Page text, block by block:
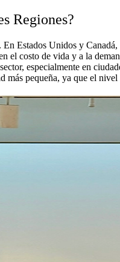
Regiones?
Estados Unidos y
el costo de vida y a la
especialmente en
pequeña, ya que el